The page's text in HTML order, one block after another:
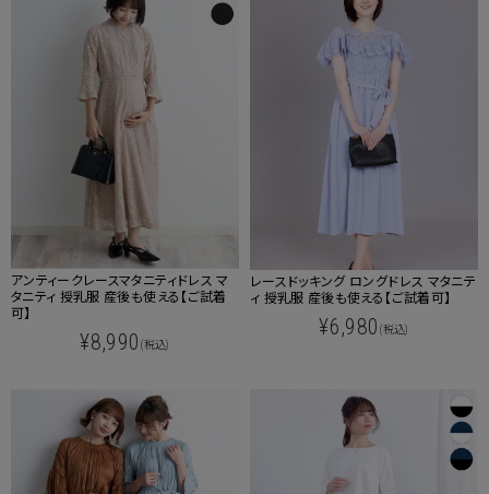
アンティークレースマタニティドレス マ
タニティ 授乳服 産後も使える【ご試着
可】
¥8,990 (税込)
レースドッキング ロングドレス マタニテ
ィ 授乳服 産後も使える【ご試着可】
¥6,980 (税込)